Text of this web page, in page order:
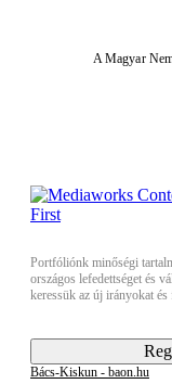
A Magyar
Portfóliónk minőségi
országos lefedettséget és
keressük az új irányokat
Bács-Kiskun - baon.hu